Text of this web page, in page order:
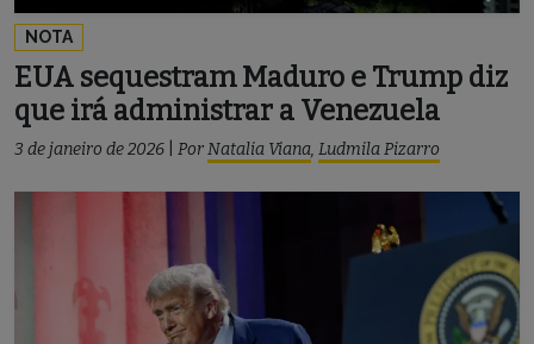
NOTA
EUA sequestram Maduro e Trump diz
que irá administrar a Venezuela
3 de janeiro de 2026 PorNatalia Viana, Ludmila Pizarro